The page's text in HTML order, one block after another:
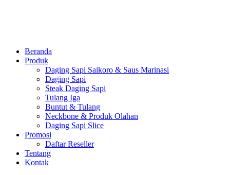
Beranda
Produk
Daging Sapi Saikoro & Saus Marinasi
Daging Sapi
Steak Daging Sapi
Tulang Iga
Buntut & Tulang
Neckbone & Produk Olahan
Daging Sapi Slice
Promosi
Daftar Reseller
Tentang
Kontak